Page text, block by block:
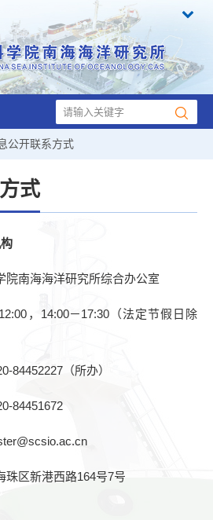
公开联系方式
式
院南海海洋研究所综合办公室
12:00 ， 14:00－17:30（法定节假日除
84452227（所办）
84451672
区新港西路164号7号